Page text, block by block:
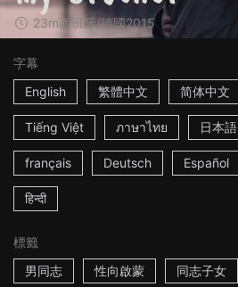
23m西班牙/德國2015
字幕
English
繁體中文 简体中文
Tiếng Việt ภาษาไทย 日本語
français Deutsch Español
हिन्दी
標籤
男同志
性向啟蒙 同志子女